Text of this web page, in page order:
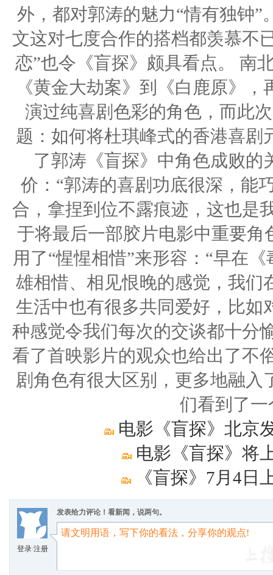
外，都对郭涛的魅力“情有独钟
文这对七度合作的搭档都羡慕不
恋”也令《盲探》颇具看点。 南
《黄金大劫案》到《白鹿原》
演过纯喜剧色彩的角色，而此
题：如何将杜琪峰式的香港喜
了郭涛《盲探》中角色成败的
价：“郭涛的喜剧功底很深，能
合，拿捏到位不露痕迹，这也是
于将最后一部胶片电影中重要角
用了“惺惺相惜”来形容：“早在
雄相惜、相见恨晚的感觉，我们
生活中也有很多共同爱好，比如
种感觉令我们每次的交谈都十分
看了首映影片的观众也给出了不
剧角色有很大区别，更多地融
们看到了一
电影《盲探》北京
电影《盲探》将
《盲探》7月4日
登录/注册
发表给力评论！看新闻，说两句。